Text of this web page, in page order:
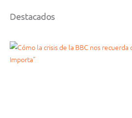
Destacados